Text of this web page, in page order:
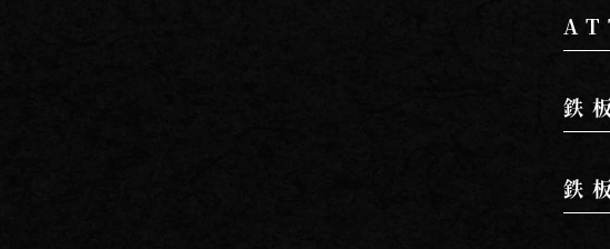
人情報の照会・修正・削除などをご希望される場合には、ご本人であることを確認の上、対応
情報に関して適用される日本の法令、その他規範を遵守するとともに、本ポリシーの内容を
努めます。
鉄
鉄